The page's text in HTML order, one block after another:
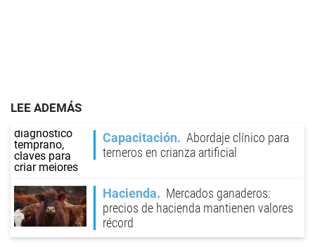
LEE ADEMÁS
Capacitación
Abordaje clínico para
terneros en crianza artificial
Hacienda
Mercados ganaderos:
precios de hacienda mantienen valores
récord